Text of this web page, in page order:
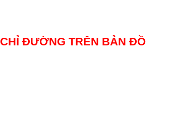
CHỈ ĐƯỜNG TRÊN BẢN ĐỒ